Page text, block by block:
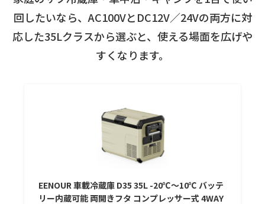
回したいなら、AC100VとDC12V／24Vの両方に対
応した35Lクラスから選ぶと、使える場面を広げや
すくなります。
EENOUR 車載冷蔵庫 D35 35L -20℃～10℃ バッテ
リー内蔵可能 両開きフタ コンプレッサー式 4WAY